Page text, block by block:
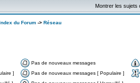
Montrer les sujets
du Forum -> Réseau
Pas de nouveaux messages
]
Pas de nouveaux messages [ Populaire ]